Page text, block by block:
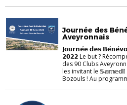
Journée des
Aveyronnais
𝗝𝗼𝘂𝗿𝗻𝗲́𝗲 𝗱𝗲𝘀
𝟮𝟬𝟮𝟮 Le but ?
des 90 Clubs
les invitant le 𝕊𝕒𝕞𝕖𝕕𝕚
Bozouls ! Au